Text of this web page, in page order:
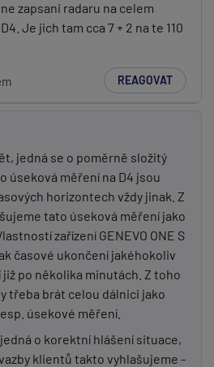
zapsani radaru na celem
Je jich tam cca 7 + 2 na te 110
REAGOVAT
jedná se o poměrně složitý
úseková měření na D4 jsou
horizontech vždy jinak. Z
tato úseková měření jako
zařízení GENEVO ONE S
časové ukončení jakéhokoliv
po několika minutách. Z toho
třeba brát celou dálnici jako
úsekové měření.
o korektní hlášení situace,
klientů takto vyhlašujeme -